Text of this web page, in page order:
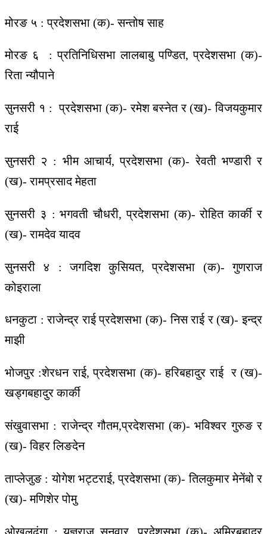
मोरङ ५ : प्रदेशसभा (क)- सन्तोष साह
मोरङ ६ : प्रतिनिधिसभा लालबाबु पण्डित, प्रदेशसभा (क)-
रिता न्यौपाने
सुनसरी १ : प्रदेशसभा (क)- रमेश बस्नेत र (ख)- विजयकुमार
राई
सुनसरी २ : भीम आचार्य, प्रदेशसभा (क)- रेवती भण्डारी र
(ख)- रामप्रसाद मेहता
सुनसरी ३ : भगवती चौधरी, प्रदेशसभा (क)- रोहित कार्की र
(ख)- रामदेव यादव
सुनसरी ४ : जगदिश कुसियत, प्रदेशसभा (क)- गुणराज
कोइराला
धनकुटा : राजेन्द्र राई प्रदेशसभा (क)- निस राई र (ख)- इन्द्र
माझी
भोजपुर :शेरधन राई, प्रदेशसभा (क)- हरिबहादुर राई र (ख)-
खड्गबहादुर कार्की
संखुवासभा : राजेन्द्र गौतम,प्रदेशसभा (क)- भविश्वर गुरुङ र
(ख)- विहर लिङदेन
ताप्लेजुङ : योगेश भट्टराई, प्रदेशसभा (क)- तिलकुमार मेनेंबो र
(ख)- मणिशेर पोमु